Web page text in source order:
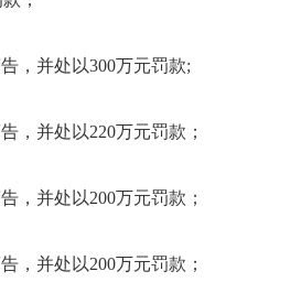
，并处以300万元罚款;
，并处以220万元罚款；
，并处以200万元罚款；
，并处以200万元罚款；